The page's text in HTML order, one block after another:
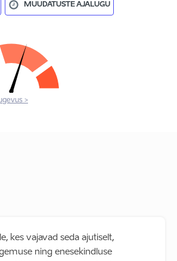
MUUDATUSTE AJALUGU
>
kes vajavad seda ajutiselt,
ning enesekindluse